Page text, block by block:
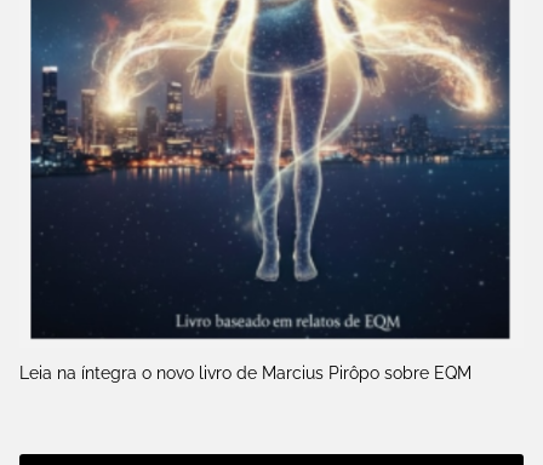
Leia na íntegra o novo livro de Marcius Pirôpo sobre EQM